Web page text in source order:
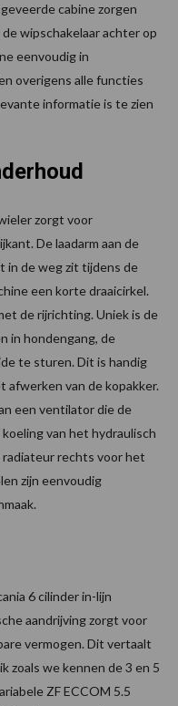
cabine zorgen
wipschakelaar achter op
eenvoudig in
overigens alle functies
informatie is te zien
zorgt voor
De laadarm aan de
in de weg zit tijdens de
een korte draaicirkel.
de rijrichting. Uniek is de
in hondengang, de
te sturen. Dit is handig
afwerken van de kopakker.
een ventilator die de
van het hydraulisch
radiateur rechts voor het
zijn eenvoudig
6 cilinder in-lijn
aandrijving zorgt voor
vermogen. Dit vertaalt
zoals we kennen de 3 en 5
ZF ECCOM 5.5